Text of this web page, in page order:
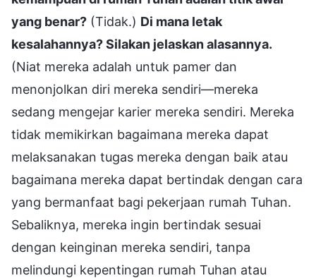
yang benar? (Tidak.) Di mana letak
kesalahannya? Silakan jelaskan alasannya.
(Niat mereka adalah untuk pamer dan
menonjolkan diri mereka sendiri—mereka
sedang mengejar karier mereka sendiri. Mereka
tidak memikirkan bagaimana mereka dapat
melaksanakan tugas mereka dengan baik atau
bagaimana mereka dapat bertindak dengan cara
yang bermanfaat bagi pekerjaan rumah Tuhan.
Sebaliknya, mereka ingin bertindak sesuai
dengan keinginan mereka sendiri, tanpa
melindungi kepentingan rumah Tuhan atau